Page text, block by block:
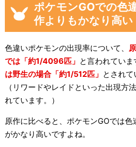
ポケモンGOでの色
作よりもかなり高い
色違いポケモンの出現率について、
では「約1/4096匹」 と言われていま
は野生の場合「約1/512匹」 とされて
（リワードやレイドといった出現方
れています。）
原作に比べると、ポケモンGOでは
がかなり高いですよね。